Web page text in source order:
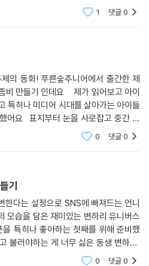
번 신간도 후딱 읽어 봤
1 댓글0
에서 출간한 제
들
간 삽화들이 내용과 어울려 더 즐겁게 읽었는데요 저희 아이는
0 댓글0
기
한다는 설정으로 SNS에 빠져드는 언니
모습을 담은 재미있는 변하리 유니버스
특히나 좋아하는 첫째를 위해 준비했
불러야하는 게 너무 싫은 동생 변하리,
무 속상해요. 그러다가 언니의 스마트
0 댓글0